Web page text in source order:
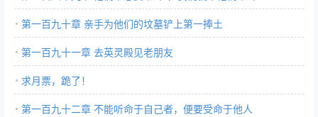
第一百九十章 亲手为他们的坟墓铲上第一捧土
第一百九十一章 去英灵殿见老朋友
求月票，跪了！
第一百九十二章 不能听命于自己者，便要受命于他人